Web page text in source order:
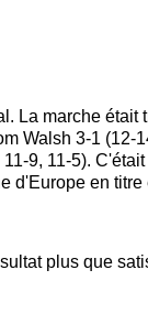
La marche était
Walsh 3-1 (12-
9, 11-5).
d'Europe en titre
plus que